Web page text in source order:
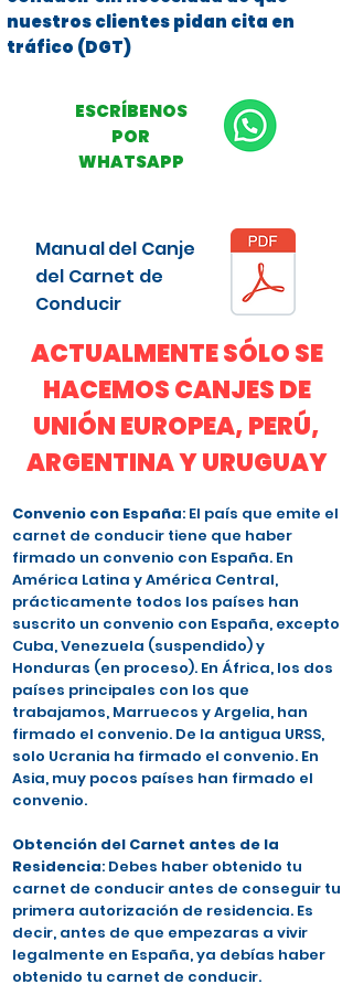
nuestros clientes pidan cita en
tráfico (DGT)
ESCRÍBENOS
POR
WHATSAPP
Manual del Canje
del Carnet de
Conducir
ACTUALMENTE SÓLO SE
HACEMOS CANJES DE
UNIÓN EUROPEA, PERÚ,
ARGENTINA Y URUGUAY
Convenio con España: El país que emite el
carnet de conducir tiene que haber
firmado un convenio con España. En
América Latina y América Central,
prácticamente todos los países han
suscrito un convenio con España, excepto
Cuba, Venezuela (suspendido) y
Honduras (en proceso). En África, los dos
países principales con los que
trabajamos, Marruecos y Argelia, han
firmado el convenio. De la antigua URSS,
solo Ucrania ha firmado el convenio. En
Asia, muy pocos países han firmado el
convenio.
Obtención del Carnet antes de la
Residencia: Debes haber obtenido tu
carnet de conducir antes de conseguir tu
primera autorización de residencia. Es
decir, antes de que empezaras a vivir
legalmente en España, ya debías haber
obtenido tu carnet de conducir.